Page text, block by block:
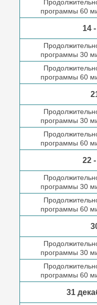
программы 60
14
программы 30
программы 60
программы 30
программы 60
22
программы 30
программы 60
программы 30
программы 60
31